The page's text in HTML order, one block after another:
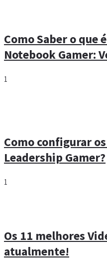
Como Saber o que
Notebook Gamer:
1
Como configurar
Leadership Gamer?
1
Os 11 melhores
atualmente!